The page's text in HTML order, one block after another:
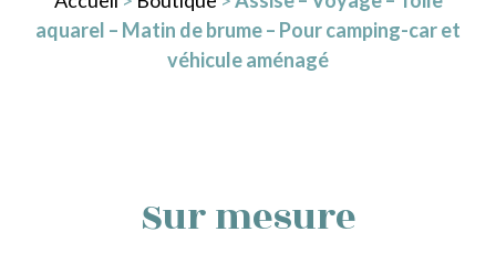
aquarel – Matin de brume – Pour camping-car et
véhicule aménagé
Sur mesure